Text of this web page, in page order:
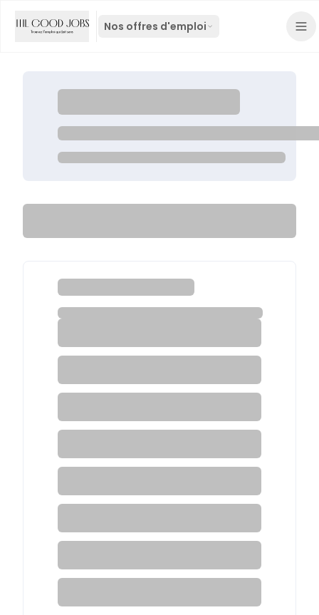
Nos offres d'emploi